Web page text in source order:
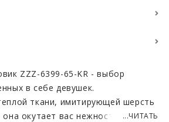
ZZZ-6399-65-KR - выбор
в себе девушек.
ткани, имитирующей шерсть
она окутает вас нежностью и...ЧИТАТЬ